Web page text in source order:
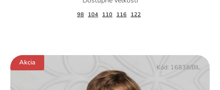
98 104 110 116 122
Akcia
Kód: 16838/BIL